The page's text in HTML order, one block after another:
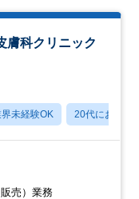
膚科クリニック
未経験OK 20代におすす
売）業務